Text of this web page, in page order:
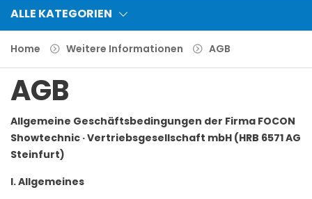
ALLE KATEGORIEN
Home Weitere Informationen AGB
AGB
Allgemeine Geschäftsbedingungen der Firma FOCON
Showtechnic · Vertriebsgesellschaft mbH (HRB 6571 AG
Steinfurt)
I. Allgemeines